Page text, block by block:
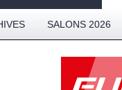
SALONS 2026